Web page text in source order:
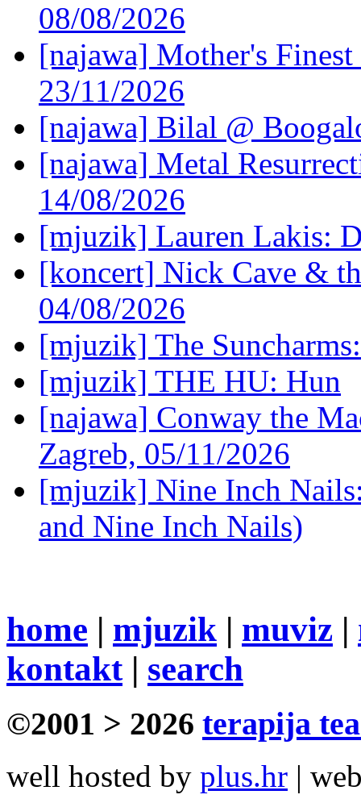
08/08/2026
[najawa] Mother's
23/11/2026
[najawa] Bilal @
[najawa] Metal
14/08/2026
[mjuzik] Lauren Lakis:
[koncert] Nick Cave &
04/08/2026
[mjuzik] The
[mjuzik] THE HU: Hun
[najawa] Conway the
Zagreb, 05/11/2026
[mjuzik] Nine Inch
and Nine Inch Nails)
home | mjuzik | muviz |
kontakt| search
©2001 > 2026 terapija
well hosted by plus.hr |